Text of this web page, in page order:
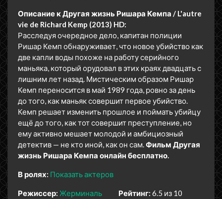
Описание к Другая жизнь Ришара Кемпа / L'autre
vie de Richard Kemp (2013) HD:
Расследуя очередное дело, капитан полиции
Ришар Кемп обнаруживает, что новое убийство как
две капли воды похоже на работу серийного
маньяка, который орудовал в этих краях двадцать с
лишним лет назад. Мистическим образом Ришар
Кемп переносится в май 1989 года, ровно за день
до того, как маньяк совершит первое убийство.
Кемп решает изменить прошлое и поймать убийцу
ещё до того, как тот совершит преступление, но
ему активно мешает молодой и амбициозный
детектив — не кто иной, как он сам.Фильм Другая
жизнь Ришара Кемпа онлайн бесплатно.
В ролях: Показать актеров
Режиссер: Жерминаль
Рейтинг: 6.5 из 10